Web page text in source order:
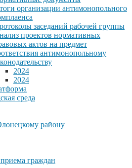
организации антимонопольного
заседаний рабочей группы
проектов нормативных
актов на предмет
антимонопольному
2024
2024
среда
району
граждан